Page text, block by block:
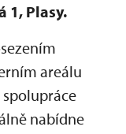
1, Plasy.
areálu
spolupráce
nabídne